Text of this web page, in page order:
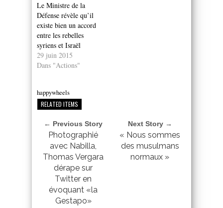
Le Ministre de la
Défense révèle qu’il
existe bien un accord
entre les rebelles
syriens et Israël
29 juin 2015
Dans "Actions"
happywheels
RELATED ITEMS
← Previous Story
Photographié
avec Nabilla,
Thomas Vergara
dérape sur
Twitter en
évoquant «la
Gestapo»
Next Story →
« Nous sommes
des musulmans
normaux »